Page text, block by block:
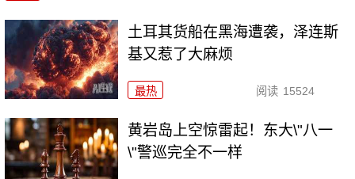
土耳其货船在黑海遭袭，泽连斯
基又惹了大麻烦
最热 阅读 15524
黄岩岛上空惊雷起！东大\"八一
\"警巡完全不一样